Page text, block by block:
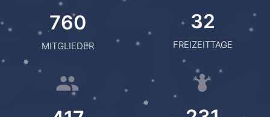
760
MITGLIEDER
32
FREIZEITTAGE